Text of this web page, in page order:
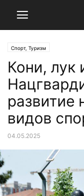
Спорт, Туризм
Кони, лук
развитие
видов
04.05.2025